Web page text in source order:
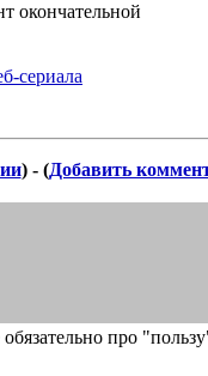
окончательной
сериала
) - (Добавить
про